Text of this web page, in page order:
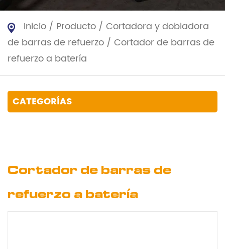
Inicio / Producto / Cortadora y dobladora
de barras de refuerzo / Cortador de barras de
refuerzo a batería
CATEGORÍAS
Cortador de barras de
refuerzo a batería